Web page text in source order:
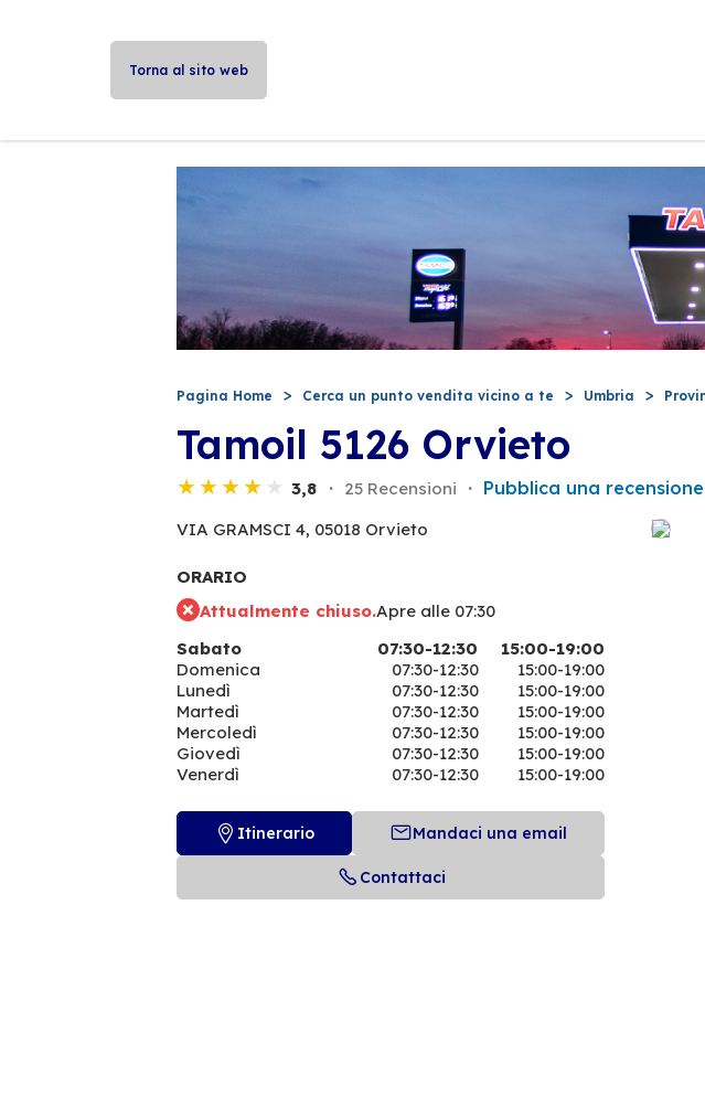
Torna al sito web
Pagina Home Cerca un punto vendita vicino a te Umbria
Tamoil 5126 Orvieto
3,8 25 Recensioni Pubblica una recensione
VIA GRAMSCI 4, 05018 Orvieto
ORARIO
Attualmente chiuso.Apre alle 07:30
Sabato
07:30-12:30
15:00-19:00
Domenica
07:30-12:30
15:00-19:00
Lunedì
07:30-12:30
15:00-19:00
Martedì
07:30-12:30
15:00-19:00
Mercoledì
07:30-12:30
15:00-19:00
Giovedì
07:30-12:30
15:00-19:00
Venerdì
07:30-12:30 15:00-19:00
Itinerario Mandaci una email
Contattaci